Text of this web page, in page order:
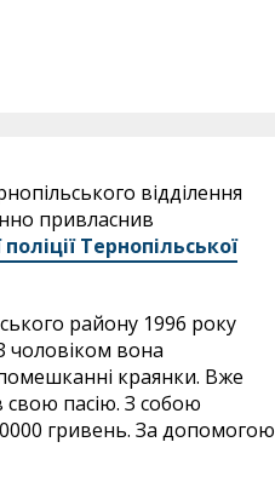
відділення
привласнив
Тернопільської
району 1996 року
чоловіком вона
краянки. Вже
свою пасію. З собою
гривень. За допомогою